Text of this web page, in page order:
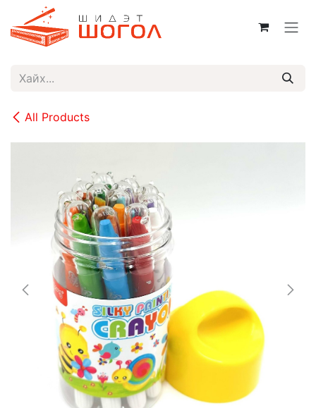
Skip to Content
All Products